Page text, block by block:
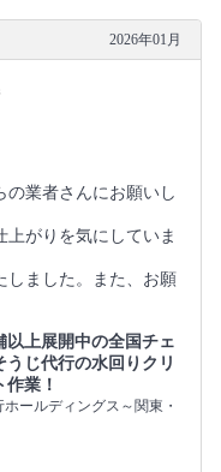
2026年01月
の業者さんにお願いし
がりを気にしていま
しました。また、お願
以上展開中の全国チェ
うじ代行の水回りクリ
業！
ールディングス～関東・